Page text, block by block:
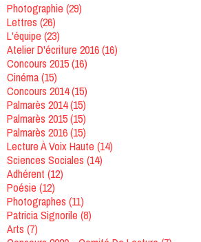
Photographie (29)
Lettres (26)
L'équipe (23)
Atelier D'écriture 2016(16)
Concours 2015(16)
Cinéma(15)
Concours 2014(15)
Palmarès 2014(15)
Palmarès 2015(15)
Palmarès 2016(15)
Lecture À Voix Haute (14)
Sciences Sociales (14)
Adhérent (12)
Poésie (12)
Photographes (11)
Patricia Signorile (8)
Arts (7)